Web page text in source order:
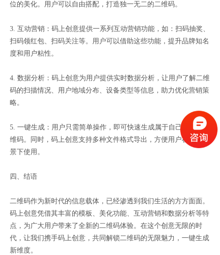
位的美化。用户可以自由搭配，打造独一无二的二维码。
3. 互动营销：码上创意提供一系列互动营销功能，如：扫码抽奖、
扫码领红包、扫码关注等。用户可以借助这些功能，提升品牌知名
度和用户粘性。
4. 数据分析：码上创意为用户提供实时数据分析，让用户了解二维
码的扫描情况、用户地域分布、设备类型等信息，助力优化营销策
略。
5. 一键生成：用户只需简单操作，即可快速生成属于自己的创意二
维码。同时，码上创意支持多种文件格式导出，方便用户在不同场
景下使用。
四、结语
二维码作为新时代的信息载体，已经渗透到我们生活的方方面面。
码上创意凭借其丰富的模板、美化功能、互动营销和数据分析等特
点，为广大用户带来了全新的二维码体验。在这个创意无限的时
代，让我们携手码上创意，共同解锁二维码的无限魅力，一键生成
新维度。